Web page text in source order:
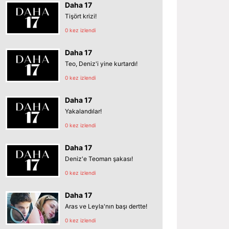
Daha 17
Tişört krizi!
0 kez izlendi
Daha 17
Teo, Deniz'i yine kurtardı!
0 kez izlendi
Daha 17
Yakalandılar!
0 kez izlendi
Daha 17
Deniz'e Teoman şakası!
0 kez izlendi
Daha 17
Aras ve Leyla'nın başı dertte!
0 kez izlendi